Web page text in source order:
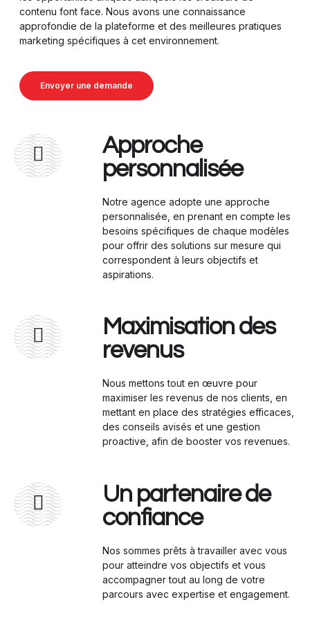
contenu font face. Nous avons une connaissance
approfondie de la plateforme et des meilleures pratiques
marketing spécifiques à cet environnement.
Envoyer une demande
Approche
personnalisée
Notre agence adopte une approche
personnalisée, en prenant en compte les
besoins spécifiques de chaque modèles
pour offrir des solutions sur mesure qui
correspondent à leurs objectifs et
aspirations.
Maximisation des
revenus
Nous mettons tout en œuvre pour
maximiser les revenus de nos clients, en
mettant en place des stratégies efficaces,
des conseils avisés et une gestion
proactive, afin de booster vos revenues.
Un partenaire de
confiance
Nos sommes prêts à travailler avec vous
pour atteindre vos objectifs et vous
accompagner tout au long de votre
parcours avec expertise et engagement.